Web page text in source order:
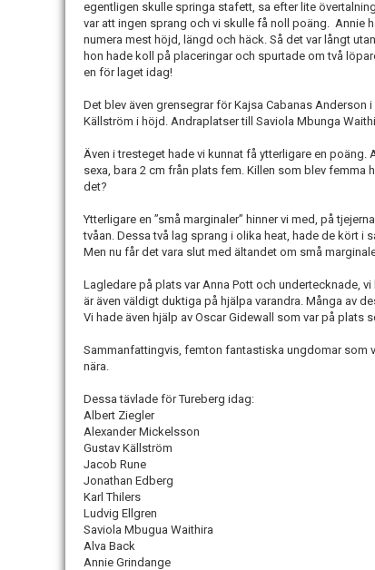
egentligen skulle springa stafett, sa efter lite
var att ingen sprang och vi skulle få noll poäng. Annie
numera mest höjd, längd och häck. Så det var långt
hon hade koll på placeringar och spurtade om två
en för laget idag!
Det blev även grensegrar för Kajsa Cabanas Anderson
Källström i höjd. Andraplatser till Saviola Mbunga
Även i tresteget hade vi kunnat få ytterligare en
sexa, bara 2 cm från plats fem. Killen som blev femma
det?
Ytterligare en ”små marginaler” hinner vi med, på
tvåan. Dessa två lag sprang i olika heat, hade de kört i
Men nu får det vara slut med ältandet om små
Lagledare på plats var Anna Pott och undertecknade,
är även väldigt duktiga på hjälpa varandra. Många av
Vi hade även hjälp av Oscar Gidewall som var på plats
Sammanfattingvis, femton fantastiska ungdomar som
nära.
Dessa tävlade för Tureberg idag:
Albert Ziegler
Alexander Mickelsson
Gustav Källström
Jacob Rune
Jonathan Edberg
Karl Thilers
Ludvig Ellgren
Saviola Mbugua Waithira
Alva Back
Annie Grindange